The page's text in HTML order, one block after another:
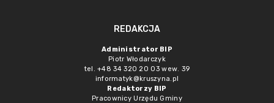
REDAKCJA
Administrator BIP
Piotr Włodarczyk
tel. +48 34 320 20 03 wew. 39
informatyk@kruszyna.pl
Redaktorzy BIP
Pracownicy Urzędu Gminy